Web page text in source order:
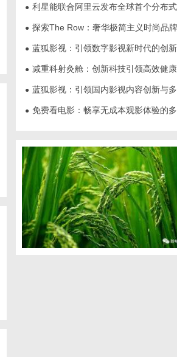
● 利星能联合阿里云发布全球首个分布式算电协同解
● 探索The Row：奢华极简主义时尚品牌的崛起与魅力
● 蓝狐影视：引领数字影视新时代的创
● 减重科射灸舱：创新科技引领高效健康减重
● 蓝狐影视：引领国内影视内容创新与多元化发展的
● 免费看电影：畅享无成本观影体验的多种途径